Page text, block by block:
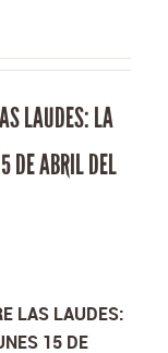
LAUDES: LA
DE ABRIL DEL
LAS LAUDES:
15 DE